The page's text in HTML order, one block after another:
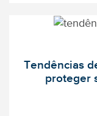
Tendências
proteger